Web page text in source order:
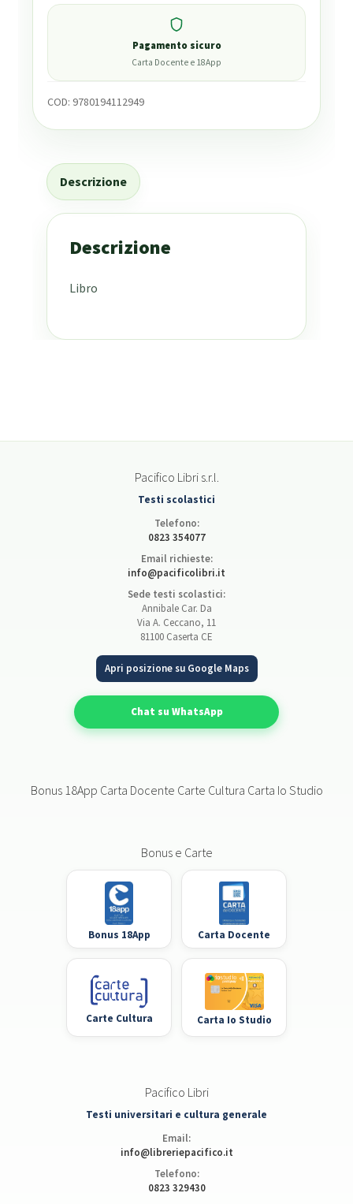
Pagamento sicuro
Carta Docente e 18App
COD: 9780194112949
Descrizione
Descrizione
Libro
Pacifico Libri s.r.l.
Testi scolastici
Telefono:
0823 354077
Email richieste:
info@pacificolibri.it
Sede testi scolastici:
Annibale Car. Da
Via A. Ceccano, 11
81100 Caserta CE
Apri posizione su Google Maps
Chat su WhatsApp
Bonus 18App Carta Docente Carte Cultura Carta Io Studio
Bonus e Carte
Bonus 18App Carta Docente
Carte Cultura Carta Io Studio
Pacifico Libri
Testi universitari e cultura generale
Email:
info@libreriepacifico.it
Telefono:
0823 329430